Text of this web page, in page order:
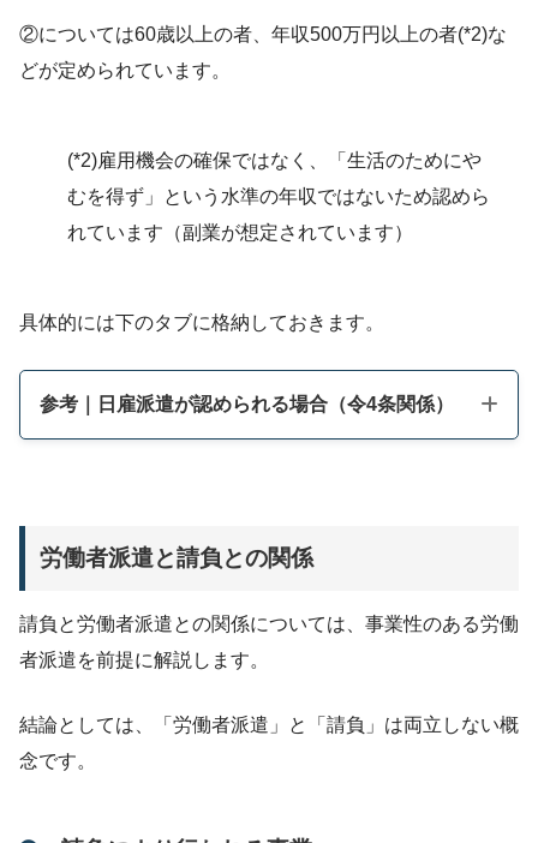
②については60歳以上の者、年収500万円以上の者(*2)な
どが定められています。
(*2)雇用機会の確保ではなく、「生活のためにや
むを得ず」という水準の年収ではないため認めら
れています（副業が想定されています）
具体的には下のタブに格納しておきます。
参考｜日雇派遣が認められる場合（令4条関係）
労働者派遣と請負との関係
請負と労働者派遣との関係については、事業性のある労働
者派遣を前提に解説します。
結論としては、「労働者派遣」と「請負」は両立しない概
念です。